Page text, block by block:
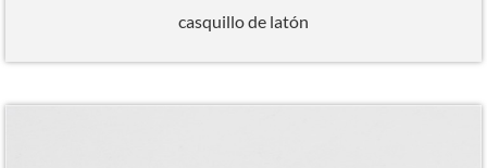
casquillo de latón